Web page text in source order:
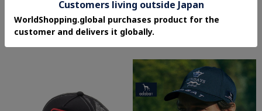
70%OFF
¥957
70%OFF